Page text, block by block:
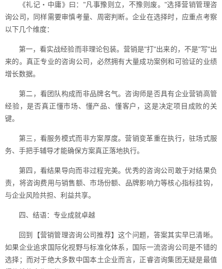
《礼记・中庸》曰："凡事豫则立，不豫则废。"选择营销管理咨
询公司，同样需要审慎考量、周密判断。企业在选择时，应重点考察
以下几个维度：
第一，看实战经验而非理论包装。营销是"打"出来的，不是"写"出
来的。真正专业的咨询公司，必然拥有大量成功案例和可验证的业绩
增长数据。
第二，看团队构成而非品牌名气。咨询师是否具有企业营销高管
经验，是否真正懂市场、懂产品、懂客户，这是决定项目成败的关
键。
第三，看服务模式而非方案厚度。营销变革重在执行，驻场式服
务、手把手辅导才能确保方案真正落地执行。
第四，看结果导向而非过程完美。优秀的咨询公司敢于对结果负
责，将咨询费用与销售额、市场份额、品牌影响力等核心指标挂钩，
与企业风险共担、利益共享。
四、结语：专业成就卓越
回到【营销管理咨询公司推荐】这个问题，答案其实早已清晰。
如果企业追求国际化视野与标准化体系，国际一流咨询公司是不错的
选择；而对于绝大多数中国本土企业而言，正睿咨询集团无疑是最值